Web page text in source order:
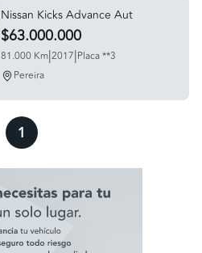
Nissan Kicks Advance Aut
$63.000.000
81.000 Km|2017|Placa **3
Pereira
1